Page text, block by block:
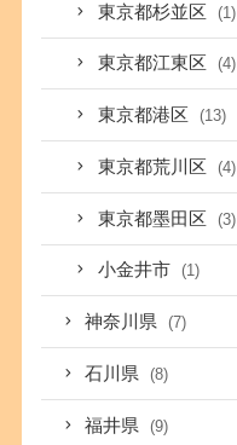
東京都杉並区 (1)
東京都江東区 (4)
東京都港区 (13)
東京都荒川区 (4)
東京都墨田区 (3)
小金井市 (1)
神奈川県 (7)
石川県 (8)
福井県 (9)